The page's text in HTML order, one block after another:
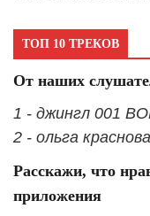
ТОП 10 ТРЕКОВ
От наших
1 - джингл 001
2 - ольга
Расскажи, что
приложения